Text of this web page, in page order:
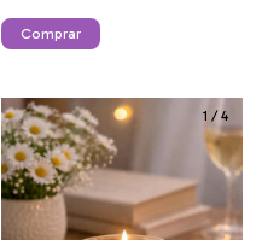
Comprar
1 /4